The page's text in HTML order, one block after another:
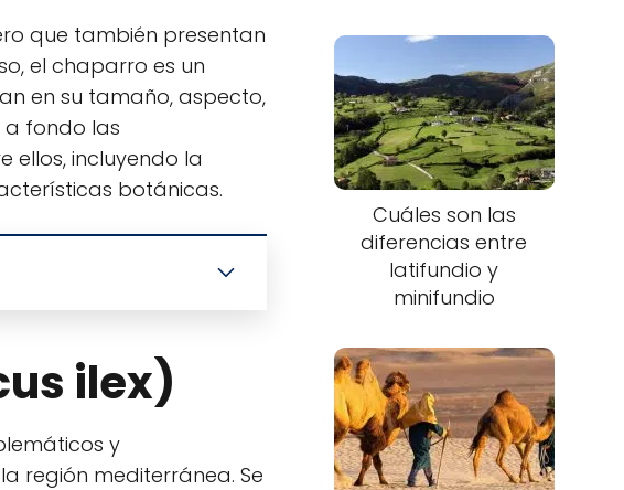
que también presentan
el chaparro es un
en su tamaño, aspecto,
a fondo las
ellos, incluyendo la
botánicas.
ilex)
y
región mediterránea. Se
Cuáles son las
diferencias entre
latifundio y
minifundio